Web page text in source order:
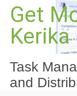
Μετάβαση
περιεχόμενο
Get
Kerika
Task
and